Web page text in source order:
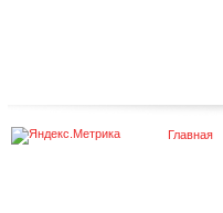
Главная